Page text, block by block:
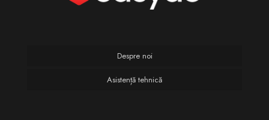
Despre noi
Asistență tehnică